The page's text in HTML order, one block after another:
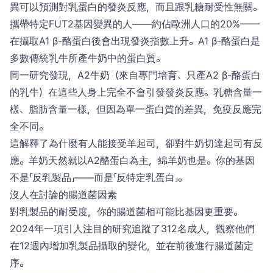
異可以預測對乳蛋白的發炎反應，而且跟乳糖耐受性無關。
攜帶特定FUT2基因變異的人——約佔歐洲人口的20%——
在攝取A1 β-酪蛋白後會出現發炎指數上升。A1 β-酪蛋白是
多數傳統乳牛所產牛奶中的蛋白質。
同一研究發現，A2牛奶（來自專門培育、只產A2 β-酪蛋白
的乳牛）在這些人身上完全不會引發發炎反應。乳糖含量一
樣、脂肪含量一樣，但因為單一蛋白質的差異，免疫反應完
全不同。
這解釋了為什麼有人能接受羊起司，卻對牛奶切達起司有反
應。羊奶天然就以A2酪蛋白為主，綿羊奶也是。你的基因
不是「反乳製品」——而是「反特定乳蛋白」。
沒人在討論的腸道菌因素
對乳製品的耐受度，你的腸道菌相可能比基因更重要。
2024年一項引人注目的研究追蹤了312名成人，觀察他們
在12週內增加乳製品攝取的變化，並在前後進行腸道菌定
序。